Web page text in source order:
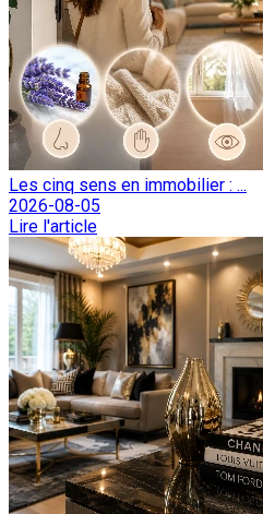
Les cinq sens en immobilier : ...
2026-08-05
Lire l'article